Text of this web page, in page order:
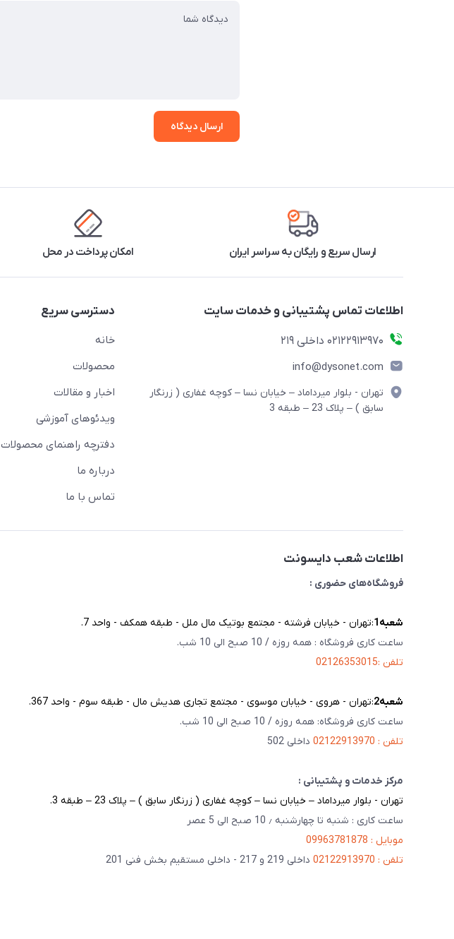
ارسال دیدگاه
ارسال سریع و رایگان به سراسر ایران امکان پرداخت در محل
اطلاعات تماس پشتیبانی و خدمات سایت
02122913970 داخلی 219
info@dysonet.com
تهران - بلوار میرداماد – خیابان نسا – کوچه غفاری ( زرنگار
سابق ) – پلاک 23 – طبقه 3
دسترسی سریع
خانه
محصولات
اخبار و مقالات
ویدئو‌های آموزشی
دفترچه راهنمای محصولات
درباره ما
تماس با ما
اطلاعات شعب دایسونت
فروشگاه‌های حضوری :
شعبه‌1 :تهران - خیابان فرشته - مجتمع بوتیک مال ملل - طبقه همکف - واحد 7.
ساعت کاری فروشگاه : همه روزه / 10 صبح الی 10 شب.
تلفن :02126353015
شعبه‌2 :تهران - هروی - خیابان موسوی - مجتمع تجاری هدیش مال - طبقه سوم - واحد 367.
ساعت کاری فروشگاه: همه روزه / 10 صبح الی 10 شب.
تلفن : 02122913970
داخلی 502
مرکز خدمات و پشتیبانی :
تهران - بلوار میرداماد – خیابان نسا – کوچه غفاری ( زرنگار سابق ) – پلاک 23 – طبقه 3.
ساعت کاری : شنبه تا چهارشنبه ٫ 10 صبح الی 5 عصر
موبایل : 09963781878
تلفن : 02122913970
داخلی 219 و 217 - داخلی مستقیم بخش فنی 201